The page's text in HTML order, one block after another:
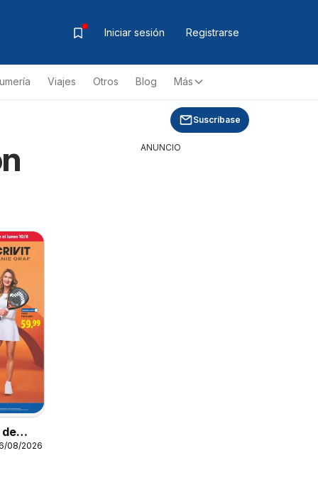
Iniciar sesión Registrarse
Viajes Otros Blog Más
Suscríbase
de
08/2026
ANUNCIO